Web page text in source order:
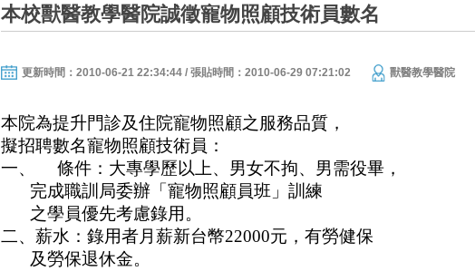
本校獸醫教學醫院誠徵寵物照顧技術員數名
更新時間：2010-06-21 22:34:44 / 張貼時間：2010-06-29 07:21:02 獸醫教學醫院
本院為提升門診及住院寵物照顧之服務品質，
擬招聘數名寵物照顧技術員：
一、
條件：大專學歷以上、男女不拘、男需役畢，
完成職訓局委辦「寵物照顧員班」訓練
之學員優先考慮錄用。
二、薪水：錄用者月薪新台幣22000元，有勞健保
及勞保退休金。